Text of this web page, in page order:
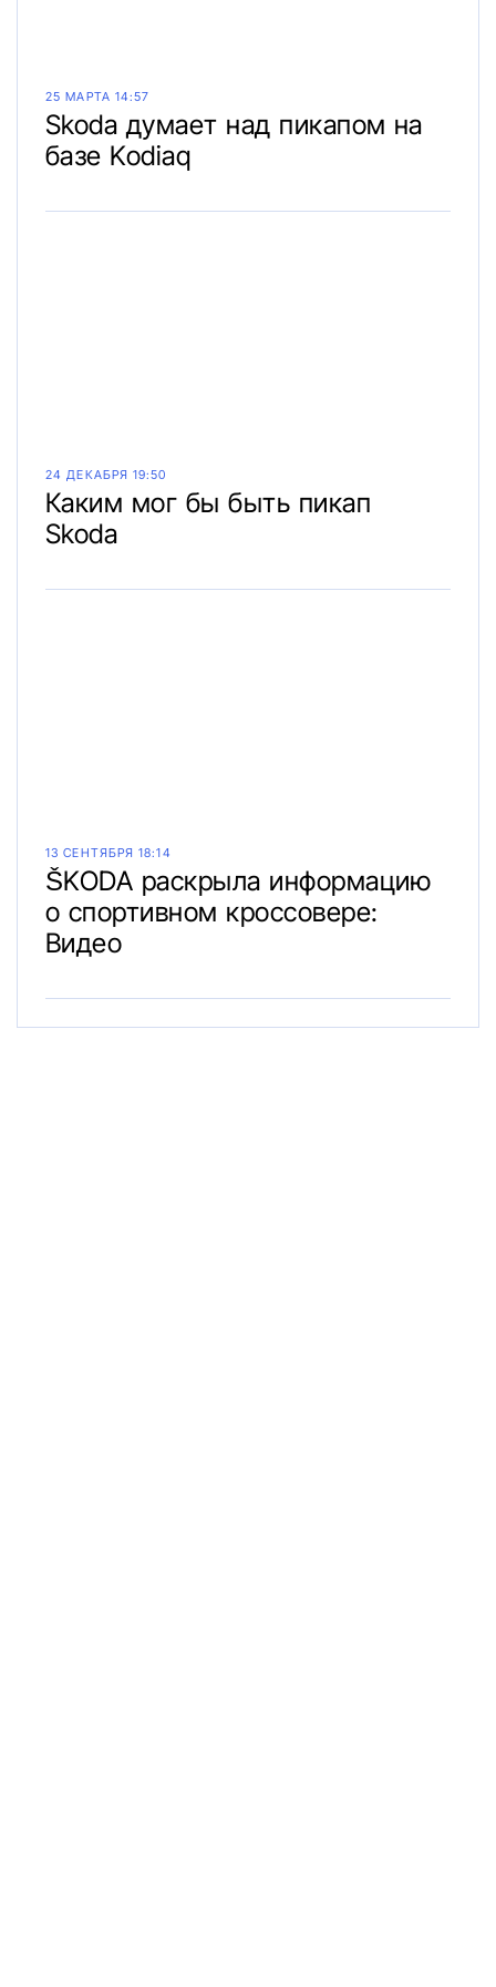
25 МАРТА 14:57
Skoda думает над пикапом на
базе Kodiaq
24 ДЕКАБРЯ 19:50
Каким мог бы быть пикап
Skoda
13 СЕНТЯБРЯ 18:14
ŠKODA раскрыла информацию
о спортивном кроссовере:
Видео